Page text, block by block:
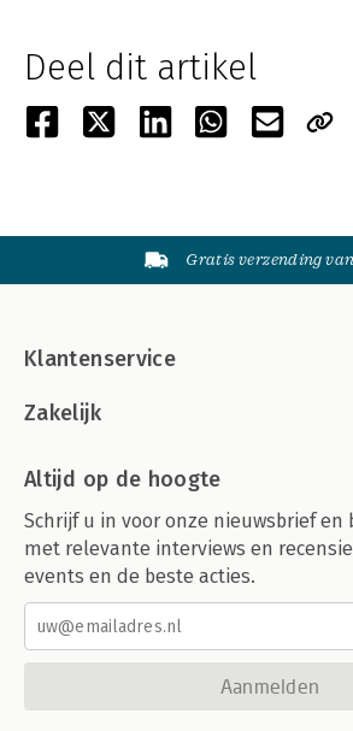
Deel dit artikel
Gratis verzending
Klantenservice
Zakelijk
Altijd op de hoogte
Schrijf u in voor onze nieuwsbrief
met relevante interviews en
events en de beste acties.
Aanmelden